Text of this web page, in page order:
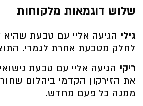
שלוש דוגמאות מלקוחות
גילי הגיעה אליי עם טבעת
לחלק מטבעת אחרת לגמרי.
ריקי הגיעה אליי עם טבעת
את הזירקון הקדמי ביהלום
ממנה כל פעם מחדש.